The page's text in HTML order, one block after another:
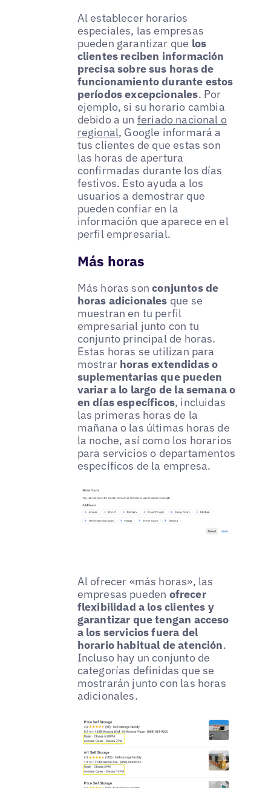
Al establecer horarios
especiales, las empresas
pueden garantizar que los
clientes reciben información
precisa sobre sus horas de
funcionamiento durante estos
períodos excepcionales. Por
ejemplo, si su horario cambia
debido a un feriado nacional o
regional, Google informará a
tus clientes de que estas son
las horas de apertura
confirmadas durante los días
festivos. Esto ayuda a los
usuarios a demostrar que
pueden confiar en la
información que aparece en el
perfil empresarial.
Más horas
Más horas sonconjuntos de
horas adicionales que se
muestran en tu perfil
empresarial junto con tu
conjunto principal de horas.
Estas horas se utilizan para
mostrar horas extendidas o
suplementarias que pueden
variar a lo largo de la semana o
en días específicos, incluidas
las primeras horas de la
mañana o las últimas horas de
la noche, así como los horarios
para servicios o departamentos
específicos de la empresa.
Al ofrecer «más horas», las
empresas pueden ofrecer
flexibilidad a los clientes y
garantizar que tengan acceso
a los servicios fuera del
horario habitual de atención.
Incluso hay un conjunto de
categorías definidas que se
mostrarán junto con las horas
adicionales.